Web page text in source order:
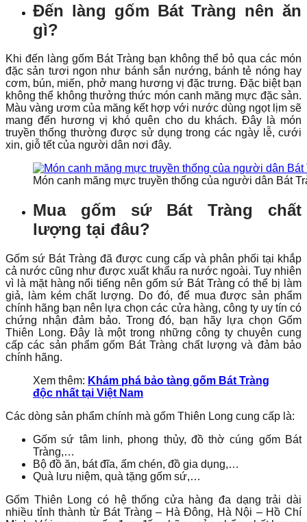
Đến làng gốm Bát Tràng nên ăn
gì?
Khi đến làng gốm Bát Tràng bạn không thể bỏ qua các món
đặc sản tươi ngon như bánh sắn nướng, bánh tẻ nóng hay
cơm, bún, miến, phở mang hương vị đặc trưng. Đặc biệt bạn
không thể không thưởng thức món canh măng mực đặc sản.
Màu vàng ươm của măng kết hợp với nước dùng ngọt lịm sẽ
mang đến hương vị khó quên cho du khách. Đây là món
truyền thống thường được sử dụng trong các ngày lễ, cưới
xin, giỗ tết của người dân nơi đây.
Món canh măng mực truyền thống của người dân Bát
Mua gốm sứ Bát Tràng chất
lượng tại đâu?
Gốm sứ Bát Tràng đã được cung cấp và phân phối tại khắp
cả nước cũng như được xuất khẩu ra nước ngoài. Tuy nhiên
vì là mặt hàng nổi tiếng nên gốm sứ Bát Tràng có thể bị làm
giả, làm kém chất lượng. Do đó, để mua được sản phẩm
chính hãng bạn nên lựa chọn các cửa hàng, công ty uy tín có
chứng nhận đảm bảo. Trong đó, bạn hãy lựa chọn Gốm
Thiên Long. Đây là một trong những công ty chuyên cung
cấp các sản phẩm gốm Bát Tràng chất lượng và đảm bảo
chính hãng.
Xem thêm: Khám phá bảo tàng gốm Bát Tràng
độc nhất tại Việt Nam
Các dòng sản phẩm chính mà gốm Thiên Long cung cấp là:
Gốm sứ tâm linh, phong thủy, đồ thờ cúng gốm Bát
Tràng,…
Bộ đồ ăn, bát đĩa, ấm chén, đồ gia dụng,…
Quà lưu niệm, quà tặng gốm sứ,…
Gốm Thiên Long có hệ thống cửa hàng đa dạng trải dài
nhiều tỉnh thành từ Bát Tràng – Hà Đông, Hà Nội – Hồ Chí